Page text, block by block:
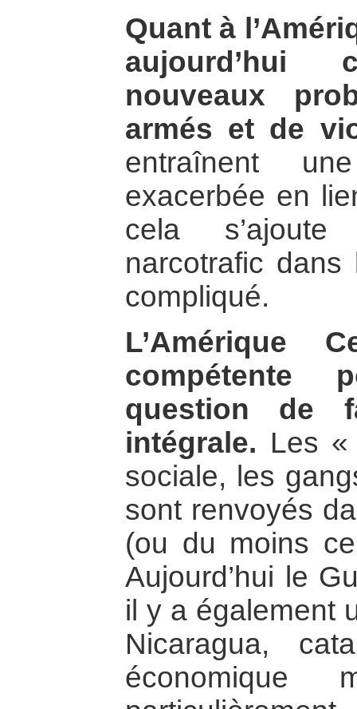
Quant à
nouveaux
armés et de
entraînent
exacerbée en
cela
narcotrafic
compliqué.
L’Amérique
compétente
question de
intégrale. Les
sociale, les
sont renvoyés
(ou du moins
Aujourd’hui le
il y a également
Nicaragua,
économique